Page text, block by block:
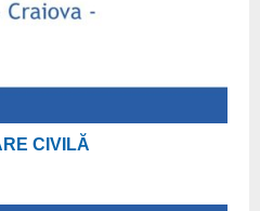
CIVILĂ